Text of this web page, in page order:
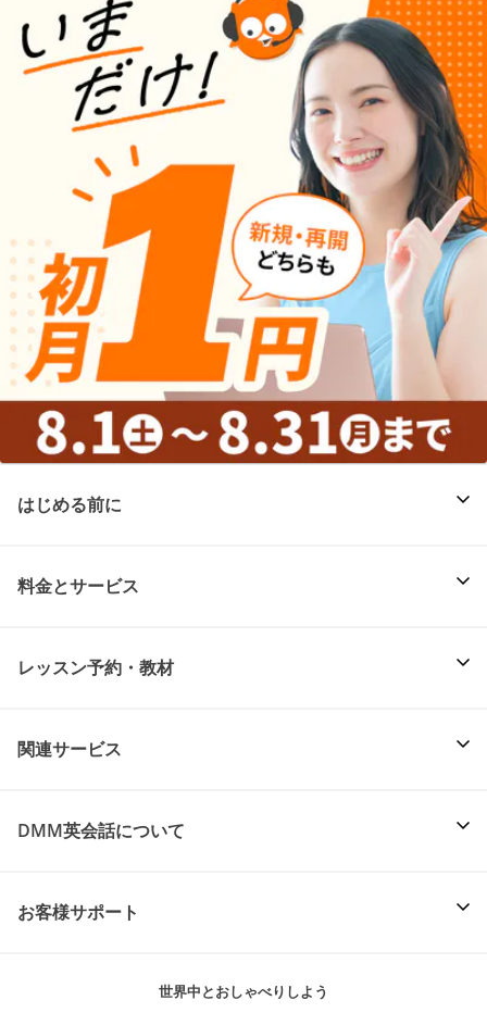
はじめる前に
料金とサービス
レッスン予約・教材
関連サービス
DMM英会話について
お客様サポート
世界中とおしゃべりしよう